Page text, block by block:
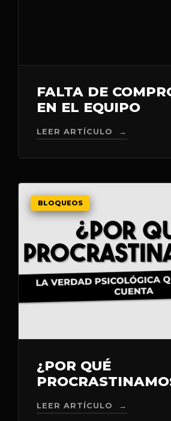
FALTA DE
EN EL EQUIPO
LEER ARTÍCULO →
BLOQUEOS
¿POR QUÉ
LEER ARTÍCULO →